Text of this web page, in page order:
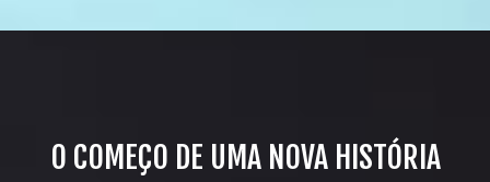
O COMEÇO DE UMA NOVA HISTÓRIA